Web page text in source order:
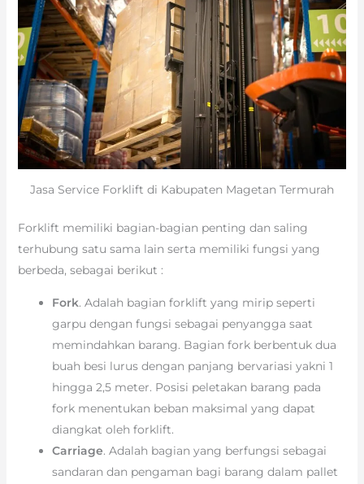
Jasa Service Forklift di Kabupaten Magetan Termurah
Forklift memiliki bagian-bagian penting dan saling
terhubung satu sama lain serta memiliki fungsi yang
berbeda, sebagai berikut :
Fork. Adalah bagian forklift yang mirip seperti
garpu dengan fungsi sebagai penyangga saat
memindahkan barang. Bagian fork berbentuk dua
buah besi lurus dengan panjang bervariasi yakni 1
hingga 2,5 meter. Posisi peletakan barang pada
fork menentukan beban maksimal yang dapat
diangkat oleh forklift.
Carriage. Adalah bagian yang berfungsi sebagai
sandaran dan pengaman bagi barang dalam pallet